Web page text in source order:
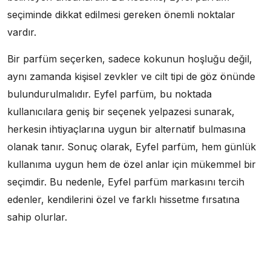
seçiminde dikkat edilmesi gereken önemli noktalar
vardır.
Bir parfüm seçerken, sadece kokunun hoşluğu değil,
aynı zamanda kişisel zevkler ve cilt tipi de göz önünde
bulundurulmalıdır. Eyfel parfüm, bu noktada
kullanıcılara geniş bir seçenek yelpazesi sunarak,
herkesin ihtiyaçlarına uygun bir alternatif bulmasına
olanak tanır. Sonuç olarak, Eyfel parfüm, hem günlük
kullanıma uygun hem de özel anlar için mükemmel bir
seçimdir. Bu nedenle, Eyfel parfüm markasını tercih
edenler, kendilerini özel ve farklı hissetme fırsatına
sahip olurlar.